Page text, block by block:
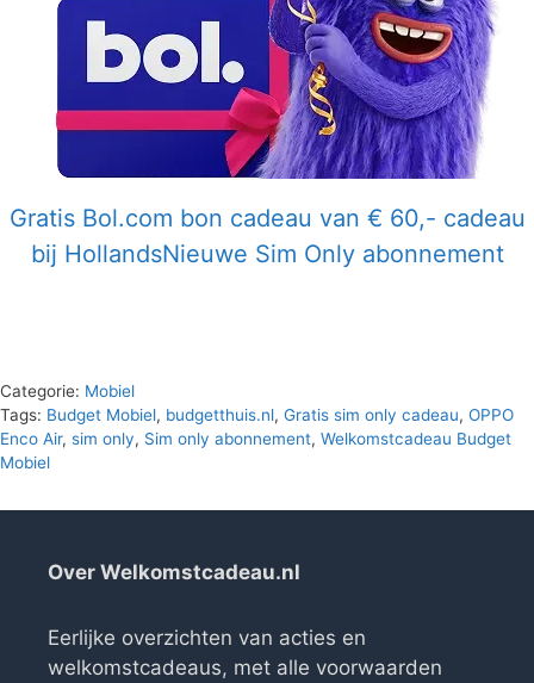
Gratis Bol.com bon cadeau van € 60,- cadeau
bij HollandsNieuwe Sim Only abonnement
Categorie: Mobiel
Tags: Budget Mobiel, budgetthuis.nl, Gratis sim only cadeau, OPPO
Enco Air, sim only, Sim only abonnement, Welkomstcadeau Budget
Mobiel
Over Welkomstcadeau.nl
Eerlijke overzichten van acties en
welkomstcadeaus, met alle voorwaarden